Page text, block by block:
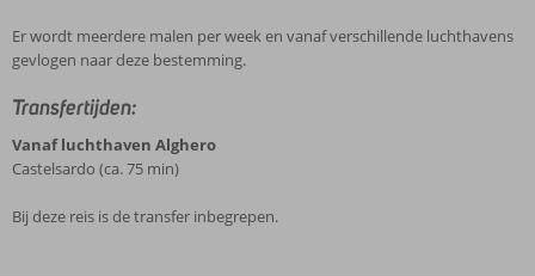
Er wordt meerdere malen per week en vanaf verschillende luchthavens
gevlogen naar deze bestemming.
Transfertijden:
Vanaf luchthaven Alghero
Castelsardo (ca. 75 min)
Bij deze reis is de transfer inbegrepen.